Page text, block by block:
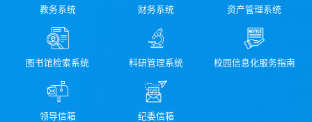
教务系统 财务系统 资产管理系统
图书馆检索系统 科研管理系统 校园信息化服务指南
领导信箱 纪委信箱